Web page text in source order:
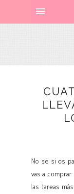
No sé si os
vas a
las tareas